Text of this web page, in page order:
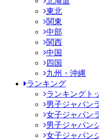
東北
関東
中部
関西
中国
四国
九州・沖縄
ランキング
ランキングト
男子ジャパン
女子ジャパン
男子ジャパン
女子ジャパン